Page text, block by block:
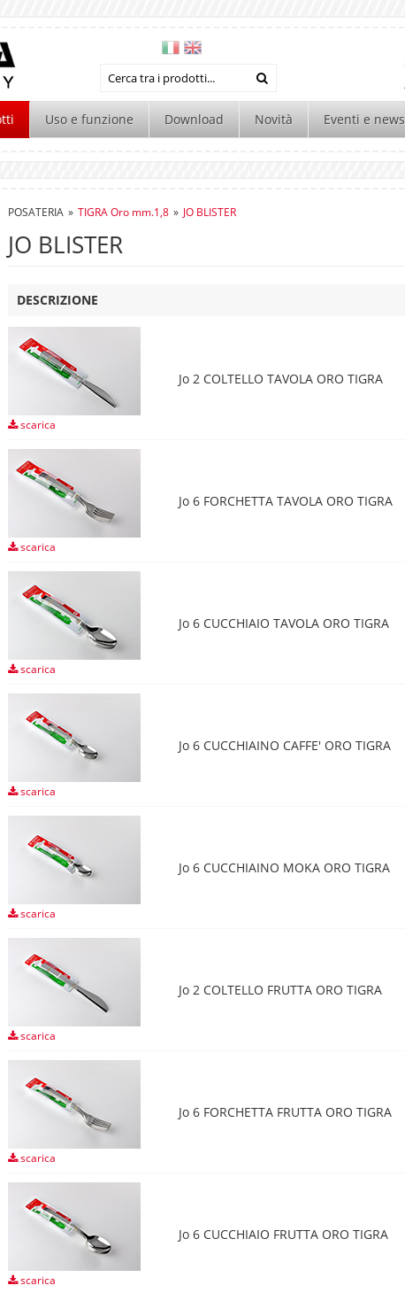
Uso e funzione Download Novità Eventi e news
POSATERIA » TIGRA Oro mm.1,8 » JO BLISTER
JO BLISTER
DESCRIZIONE
scarica
Jo 2 COLTELLO TAVOLA ORO TIGRA
scarica
Jo 6 FORCHETTA TAVOLA ORO TIGRA
scarica
Jo 6 CUCCHIAIO TAVOLA ORO TIGRA
scarica
Jo 6 CUCCHIAINO CAFFE' ORO TIGRA
scarica
Jo 6 CUCCHIAINO MOKA ORO TIGRA
scarica
Jo 2 COLTELLO FRUTTA ORO TIGRA
scarica
Jo 6 FORCHETTA FRUTTA ORO TIGRA
scarica
Jo 6 CUCCHIAIO FRUTTA ORO TIGRA